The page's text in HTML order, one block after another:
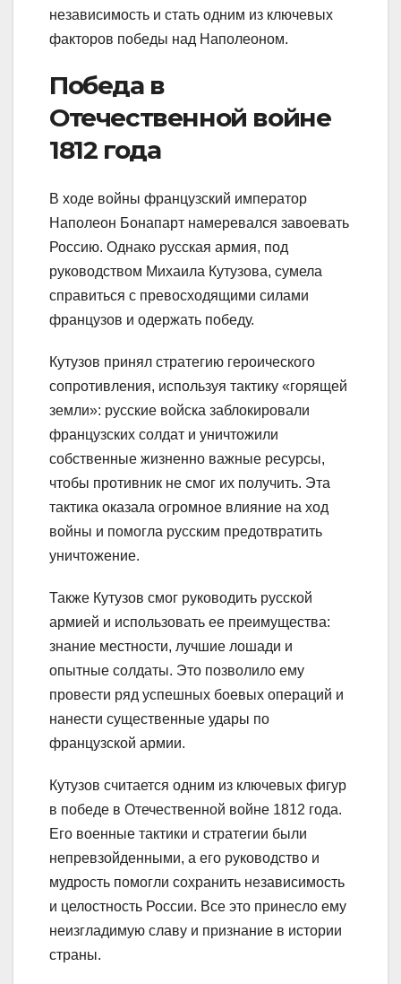
независимость и стать одним из ключевых
факторов победы над Наполеоном.
Победа в
Отечественной войне
1812 года
В ходе войны французский император
Наполеон Бонапарт намеревался завоевать
Россию. Однако русская армия, под
руководством Михаила Кутузова, сумела
справиться с превосходящими силами
французов и одержать победу.
Кутузов принял стратегию героического
сопротивления, используя тактику «горящей
земли»: русские войска заблокировали
французских солдат и уничтожили
собственные жизненно важные ресурсы,
чтобы противник не смог их получить. Эта
тактика оказала огромное влияние на ход
войны и помогла русским предотвратить
уничтожение.
Также Кутузов смог руководить русской
армией и использовать ее преимущества:
знание местности, лучшие лошади и
опытные солдаты. Это позволило ему
провести ряд успешных боевых операций и
нанести существенные удары по
французской армии.
Кутузов считается одним из ключевых фигур
в победе в Отечественной войне 1812 года.
Его военные тактики и стратегии были
непревзойденными, а его руководство и
мудрость помогли сохранить независимость
и целостность России. Все это принесло ему
неизгладимую славу и признание в истории
страны.